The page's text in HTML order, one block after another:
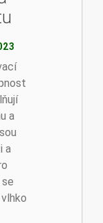
a
a